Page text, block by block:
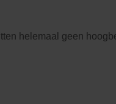
helemaal geen